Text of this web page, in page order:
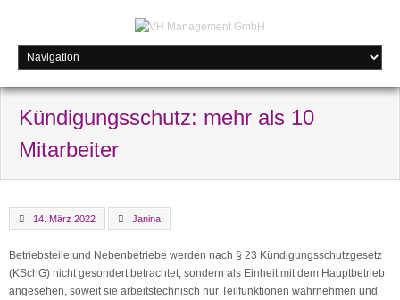
Kündigungsschutz: mehr als 10
Mitarbeiter
14. März 2022 Janina
Betriebsteile und Nebenbetriebe werden nach § 23 Kündigungsschutzgesetz
(KSchG) nicht gesondert betrachtet, sondern als Einheit mit dem Hauptbetrieb
angesehen, soweit sie arbeitstechnisch nur Teilfunktionen wahrnehmen und